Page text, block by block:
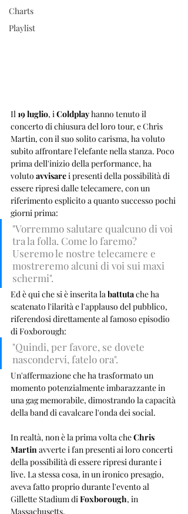
Charts
Playlist
Il 19 luglio, i Coldplay hanno tenuto il
concerto di chiusura del loro tour, e Chris
Martin, con il suo solito carisma, ha voluto
subito affrontare l'elefante nella stanza. Poco
prima dell'inizio della performance, ha
voluto avvisare i presenti della possibilità di
essere ripresi dalle telecamere, con un
riferimento esplicito a quanto successo pochi
giorni prima:
"Vorremmo salutare qualcuno di voi
tra la folla. Come lo faremo?
Useremo le nostre telecamere e
mostreremo alcuni di voi sui maxi
schermi".
Ed è qui che si è inserita la battuta che ha
scatenato l'ilarità e l'applauso del pubblico,
riferendosi direttamente al famoso episodio
di Foxborough:
"Quindi, per favore, se dovete
nascondervi, fatelo ora".
Un'affermazione che ha trasformato un
momento potenzialmente imbarazzante in
una gag memorabile, dimostrando la capacità
della band di cavalcare l'onda dei social.
In realtà, non è la prima volta che Chris
Martin avverte i fan presenti ai loro concerti
della possibilità di essere ripresi durante i
live. La stessa cosa, in un ironico presagio,
aveva fatto proprio durante l'evento al
Gillette Stadium di Foxborough, in
Massachusetts.